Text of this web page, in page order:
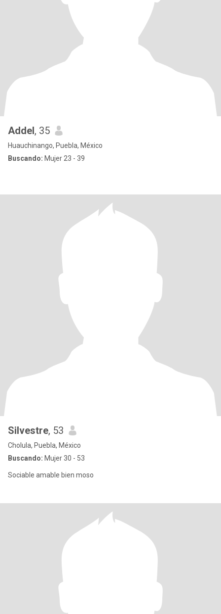
Addel, 35
Huauchinango, Puebla, México
Buscando: Mujer 23 - 39
Silvestre, 53
Cholula, Puebla, México
Buscando: Mujer 30 - 53
Sociable amable bien moso